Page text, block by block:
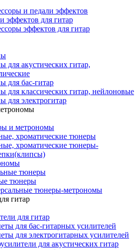
и педали эффектов
эффектов для гитар
эффектов для гитар
для акустических гитар,
для бас-гитар
для классических гитар, нейлоновые
для электрогитар
и метрономы
хроматические тюнеры
хроматические тюнеры-
тюнеры
тюнеры
тюнеры-метрономы
гитар
для гитар
для бас-гитарных усилителей
для электрогитарных усилителей
для акустических гитар